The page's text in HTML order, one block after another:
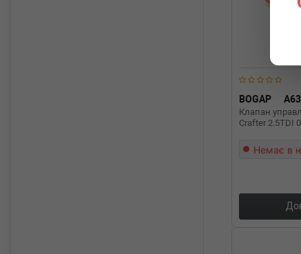
BOGAP
Клапан
Crafter 2.5TDI
Немає в